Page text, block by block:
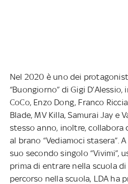
Nel 2020 è uno dei
“Buongiorno” di Gigi
CoCo, Enzo Dong, Franco
Blade, MV Killa, Samurai Jay e
stesso anno, inoltre, collabora
al brano “Vediamoci stasera”.
suo secondo singolo “Vivimi”,
prima di entrare nella scuola
percorso nella scuola, LDA ha